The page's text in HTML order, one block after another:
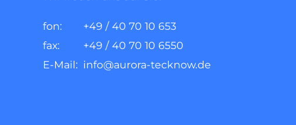
fon:
+49 / 40 70 10 653
fax:
+49 / 40 70 10 6550
E-Mail: info@aurora-tecknow.de